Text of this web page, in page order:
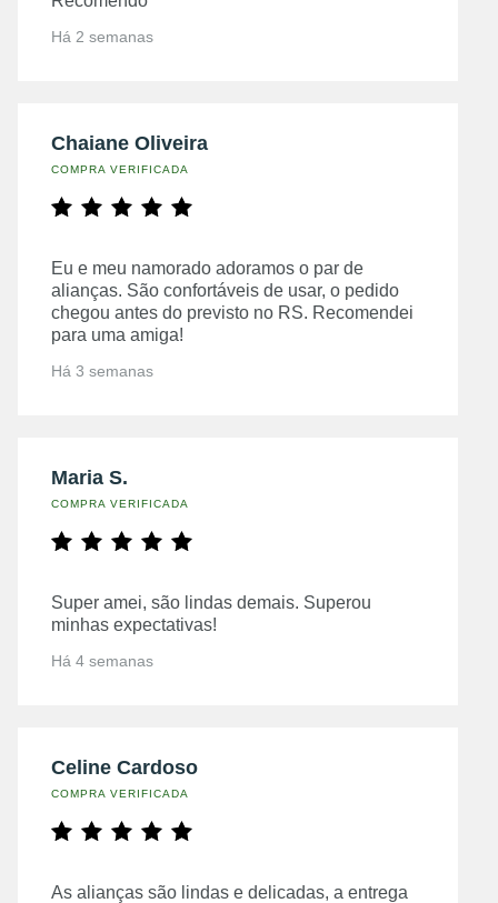
Há 2 semanas
Chaiane Oliveira
COMPRA VERIFICADA
Eu e meu namorado adoramos o par de
alianças. São confortáveis de usar, o pedido
chegou antes do previsto no RS. Recomendei
para uma amiga!
Há 3 semanas
Maria S.
COMPRA VERIFICADA
Super amei, são lindas demais. Superou
minhas expectativas!
Há 4 semanas
Celine Cardoso
COMPRA VERIFICADA
As alianças são lindas e delicadas, a entrega